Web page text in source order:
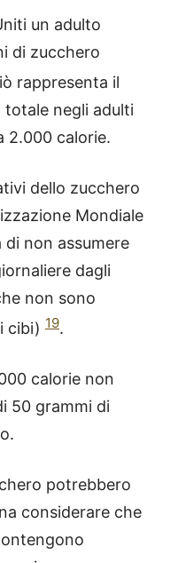
un adulto
di zucchero
rappresenta il
totale negli adulti
2.000 calorie.
dello zucchero
Mondiale
di non assumere
dagli
non sono
cibi) 19.
calorie non
50 grammi di
potrebbero
considerare che